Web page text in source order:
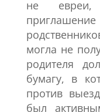
не евреи,
могла не
родителя
бумагу, в
против
был